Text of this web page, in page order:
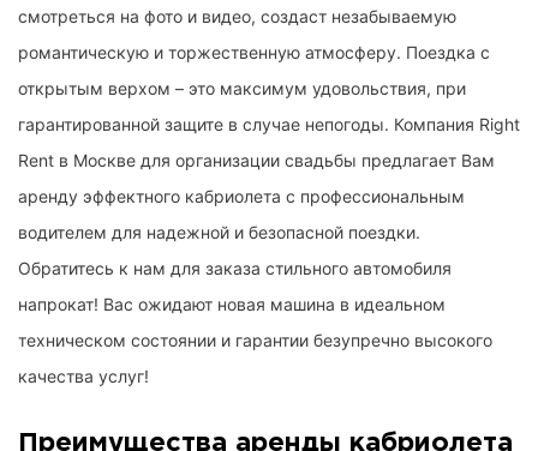
смотреться на фото и видео, создаст незабываемую
романтическую и торжественную атмосферу. Поездка с
открытым верхом – это максимум удовольствия, при
гарантированной защите в случае непогоды. Компания Right
Rent в Москве для организации свадьбы предлагает Вам
аренду эффектного кабриолета с профессиональным
водителем для надежной и безопасной поездки.
Обратитесь к нам для заказа стильного автомобиля
напрокат! Вас ожидают новая машина в идеальном
техническом состоянии и гарантии безупречно высокого
качества услуг!
Преимущества аренды кабриолета